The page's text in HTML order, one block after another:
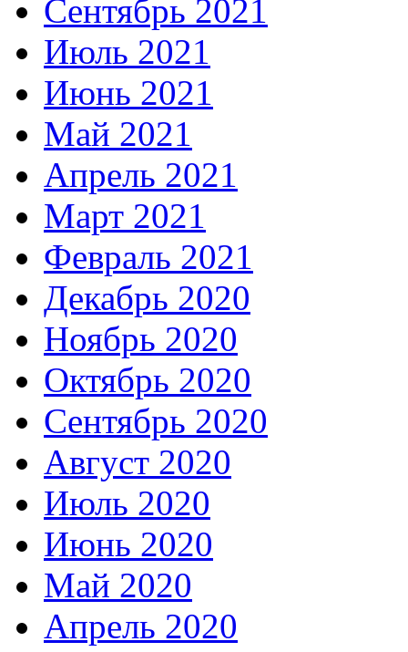
Сентябрь 2021
Июль 2021
Июнь 2021
Май 2021
Апрель 2021
Март 2021
Февраль 2021
Декабрь 2020
Ноябрь 2020
Октябрь 2020
Сентябрь 2020
Август 2020
Июль 2020
Июнь 2020
Май 2020
Апрель 2020